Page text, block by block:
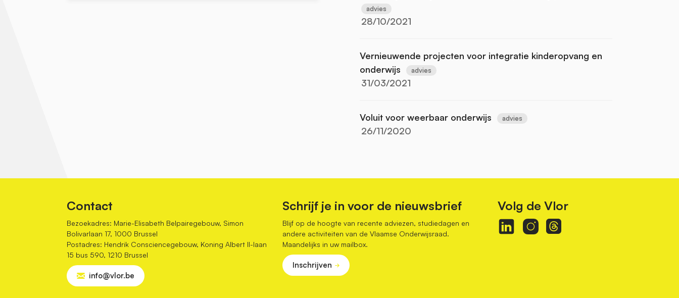
advies
28/10/2021
Vernieuwende projecten voor integratie kinderopvang en
onderwijs
advies
31/03/2021
Voluit voor weerbaar onderwijs advies
26/11/2020
Contact
Bezoekadres: Marie-Elisabeth Belpairegebouw, Simon
Bolivarlaan 17, 1000 Brussel
Postadres: Hendrik Consciencegebouw, Koning Albert II-laan
15 bus 590, 1210 Brussel
info@vlor.be
Schrijf je in voor de nieuwsbrief
Blijf op de hoogte van recente adviezen, studiedagen en
andere activiteiten van de Vlaamse Onderwijsraad.
Maandelijks in uw mailbox.
Inschrijven
Volg de Vlor